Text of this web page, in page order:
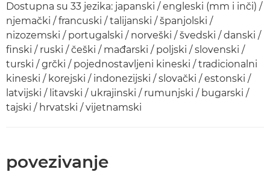
Dostupna su 33 jezika: japanski / engleski (mm i inči) /
njemački / francuski / talijanski / španjolski /
nizozemski / portugalski / norveški / švedski / danski /
finski / ruski / češki / mađarski / poljski / slovenski /
turski / grčki / pojednostavljeni kineski / tradicionalni
kineski / korejski / indonezijski / slovački / estonski /
latvijski / litavski / ukrajinski / rumunjski / bugarski /
tajski / hrvatski / vijetnamski
povezivanje